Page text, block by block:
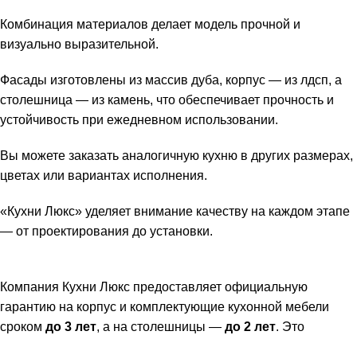
Комбинация материалов делает модель прочной и
визуально выразительной.
Фасады изготовлены из массив дуба, корпус — из лдсп, а
столешница — из камень, что обеспечивает прочность и
устойчивость при ежедневном использовании.
Вы можете заказать аналогичную кухню в других размерах,
цветах или вариантах исполнения.
«Кухни Люкс» уделяет внимание качеству на каждом этапе
— от проектирования до установки.
Компания Кухни Люкс предоставляет официальную
гарантию на корпус и комплектующие кухонной мебели
сроком до 3 лет, а на столешницы — до 2 лет. Это